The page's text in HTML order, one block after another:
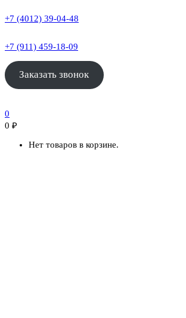
+7 (4012) 39-04-48
+7 (911) 459-18-09
Заказать звонок
0
0 ₽
Нет товаров в корзине.